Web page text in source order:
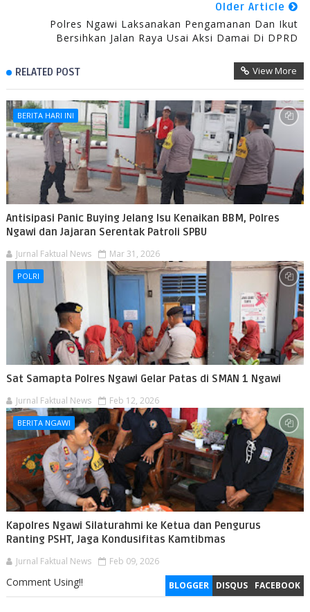
Older Article
Polres Ngawi Laksanakan Pengamanan Dan Ikut
Bersihkan Jalan Raya Usai Aksi Damai Di DPRD
RELATED POST View More
BERITA HARI INI
Antisipasi Panic Buying Jelang Isu Kenaikan BBM, Polres
Ngawi dan Jajaran Serentak Patroli SPBU
Jurnal Faktual News Mar 31, 2026
POLRI
Sat Samapta Polres Ngawi Gelar Patas di SMAN 1 Ngawi
Jurnal Faktual News Feb 12, 2026
BERITA NGAWI
Kapolres Ngawi Silaturahmi ke Ketua dan Pengurus
Ranting PSHT, Jaga Kondusifitas Kamtibmas
Jurnal Faktual News Feb 09, 2026
BLOGGER DISQUS FACEBOOK
Comment Using!!